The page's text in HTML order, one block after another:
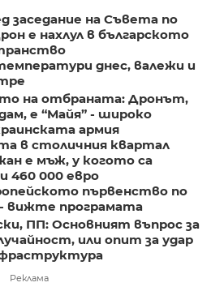
заседание на Съвета по
е нахлул в българското
днес, валежи и
на отбраната: Дронът,
е “Майя” - широко
армия
в столичния квартал
е мъж, у когото са
460 000 евро
първенство по
вижте програмата
ПП: Основният въпрос за
или опит за удар
Реклама